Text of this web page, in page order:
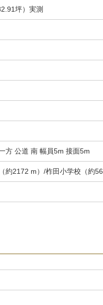
坪）実測
方 公道 南 幅員5m 接面5m
約2172 m）/柞田小学校（約